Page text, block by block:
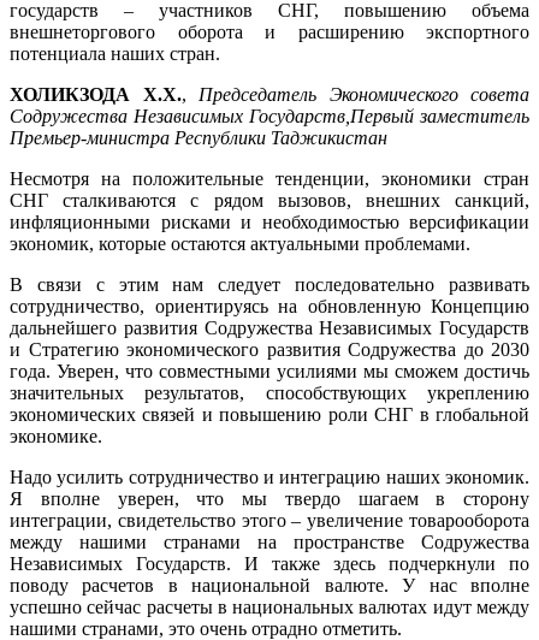
государств – участников СНГ, повышению объема
внешнеторгового оборота и расширению экспортного
потенциала наших стран.
ХОЛИКЗОДА Х.Х., Председатель Экономического совета
Содружества Независимых Государств, Первый заместитель
Премьер-министра Республики Таджикистан
Несмотря на положительные тенденции, экономики стран
СНГ сталкиваются с рядом вызовов, внешних санкций,
инфляционными рисками и необходимостью версификации
экономик, которые остаются актуальными проблемами.
В связи с этим нам следует последовательно развивать
сотрудничество, ориентируясь на обновленную Концепцию
дальнейшего развития Содружества Независимых Государств
и Стратегию экономического развития Содружества до 2030
года. Уверен, что совместными усилиями мы сможем достичь
значительных результатов, способствующих укреплению
экономических связей и повышению роли СНГ в глобальной
экономике.
Надо усилить сотрудничество и интеграцию наших экономик.
Я вполне уверен, что мы твердо шагаем в сторону
интеграции, свидетельство этого – увеличение товарооборота
между нашими странами на пространстве Содружества
Независимых Государств. И также здесь подчеркнули по
поводу расчетов в национальной валюте. У нас вполне
успешно сейчас расчеты в национальных валютах идут между
нашими странами, это очень отрадно отметить.